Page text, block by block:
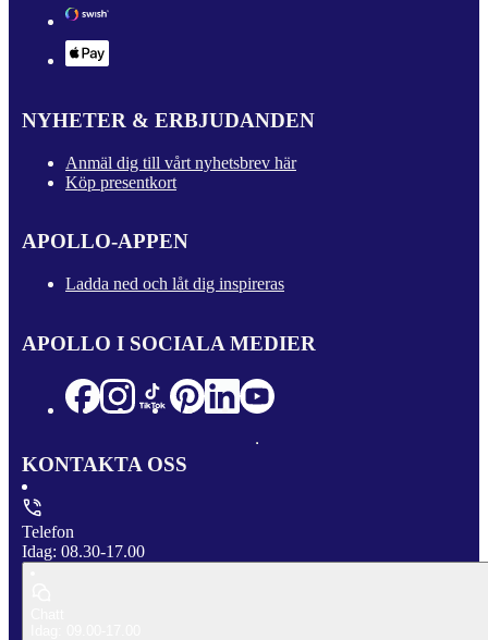
NYHETER & ERBJUDANDEN
Anmäl dig till vårt nyhetsbrev här
Köp presentkort
APOLLO-APPEN
Ladda ned och låt dig inspireras
APOLLO I SOCIALA MEDIER
KONTAKTA OSS
Telefon
Idag: 08.30-17.00